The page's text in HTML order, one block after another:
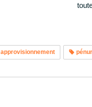
approvisionnement